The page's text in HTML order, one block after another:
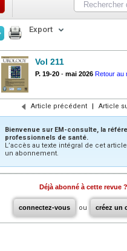
Export
Vol 211
P. 19-20 - mai 2026 Retour au
Article précédent | Article
Bienvenue sur EM-consulte, la
professionnels de santé.
L’accès au texte intégral de cet
un abonnement.
Déjà abonné à cette revue ?
connectez-vous ou créez un